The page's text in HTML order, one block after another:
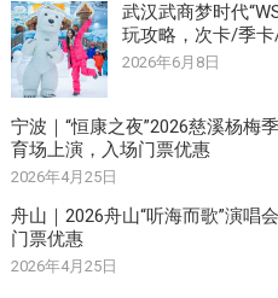
武汉武商梦时代
玩攻略，次卡/季
2026年6月8日
宁波｜“恒康之夜”2026慈溪杨梅
育场上演，入场门票优惠
2026年4月25日
舟山｜2026舟山“听海而歌”演唱
门票优惠
2026年4月25日